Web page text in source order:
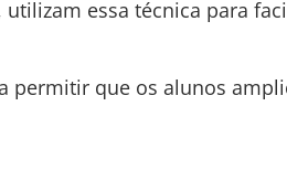
essa técnica para
permitir que os alunos